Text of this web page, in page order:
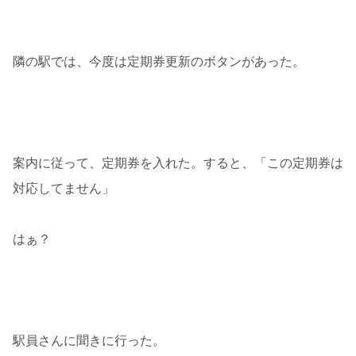
隣の駅では、今度は定期券更新のボタンがあった。
案内に従って、定期券を入れた。すると、「この定期券は
対応してません」
はぁ？
駅員さんに聞きに行った。